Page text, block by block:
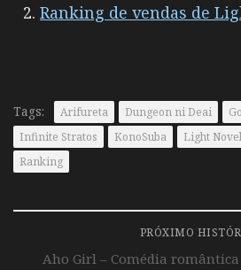
Ranking de vendas de
Tags: Arifureta Dungeon ni Deai
Infinite Stratos
KonoSuba Light Novel
Ranking
PRÓXIMO
Aho Girl – Comédia